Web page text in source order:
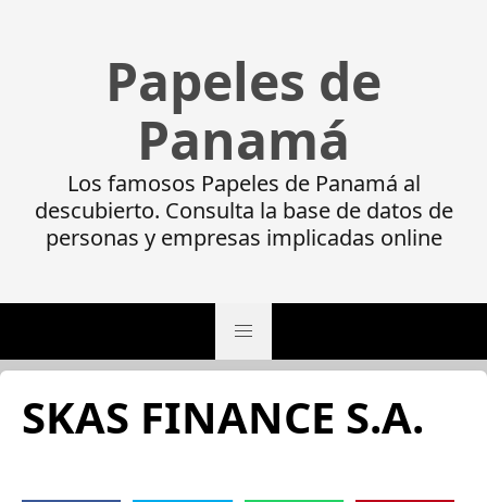
Papeles de
Panamá
Los famosos Papeles de Panamá al
descubierto. Consulta la base de datos de
personas y empresas implicadas online
SKAS FINANCE S.A.